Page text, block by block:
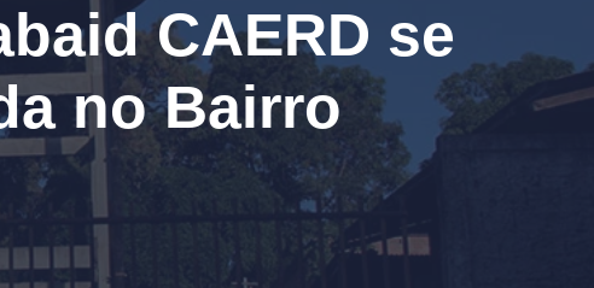
CAERD se
no Bairro